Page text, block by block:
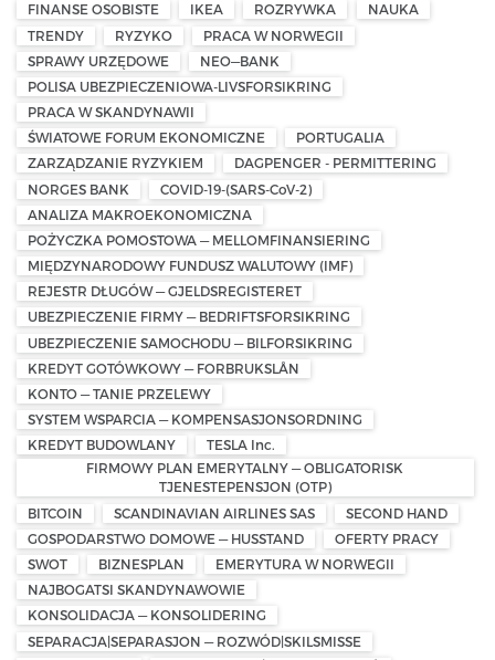
FINANSE OSOBISTE
IKEA ROZRYWKA
NAUKA
TRENDY
RYZYKO
PRACA W NORWEGII
SPRAWY URZĘDOWE
NEO—BANK
POLISA UBEZPIECZENIOWA-LIVSFORSIKRING
PRACA W SKANDYNAWII
ŚWIATOWE FORUM EKONOMICZNE
PORTUGALIA
ZARZĄDZANIE RYZYKIEM
DAGPENGER - PERMITTERING
NORGES BANK
COVID-19-(SARS-CoV-2)
ANALIZA MAKROEKONOMICZNA
POŻYCZKA POMOSTOWA — MELLOMFINANSIERING
MIĘDZYNARODOWY FUNDUSZ WALUTOWY (IMF)
REJESTR DŁUGÓW — GJELDSREGISTERET
UBEZPIECZENIE FIRMY — BEDRIFTSFORSIKRING
UBEZPIECZENIE SAMOCHODU — BILFORSIKRING
KREDYT GOTÓWKOWY — FORBRUKSLÅN
KONTO — TANIE PRZELEWY
SYSTEM WSPARCIA — KOMPENSASJONSORDNING
KREDYT BUDOWLANY
TESLA Inc.
FIRMOWY PLAN EMERYTALNY — OBLIGATORISK
TJENESTEPENSJON (OTP)
BITCOIN
SCANDINAVIAN AIRLINES SAS
SECOND HAND
GOSPODARSTWO DOMOWE — HUSSTAND
OFERTY PRACY
SWOT
BIZNESPLAN
EMERYTURA W NORWEGII
NAJBOGATSI SKANDYNAWOWIE
KONSOLIDACJA — KONSOLIDERING
SEPARACJA|SEPARASJON — ROZWÓD|SKILSMISSE